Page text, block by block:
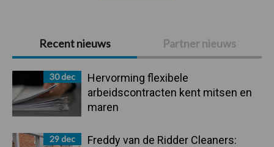
Primaire
Sidebar
Recent nieuws Partner nieuws
30 dec
Hervorming flexibele
arbeidscontracten kent mitsen en
maren
29 dec
Freddy van de Ridder Cleaners: